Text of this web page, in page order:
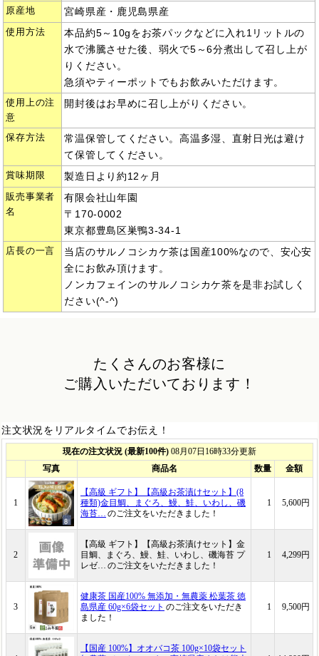
原産地 宮崎県産・鹿児島県産
使用方法
本品約5～10gをお茶パックなどに入れ1リットルの
水で沸騰させた後、弱火で5～6分煮出して召し上が
りください。
急須やティーポットでもお飲みいただけます。
使用上の注
意
開封後はお早めに召し上がりください。
保存方法
常温保管してください。高温多湿、直射日光は避け
て保管してください。
賞味期限 製造日より約12ヶ月
販売事業者
名
有限会社山年園
〒170-0002
東京都豊島区巣鴨3-34-1
店長の一言
当店のサルノコシカケ茶は国産100%なので、安心安
全にお飲み頂けます。
ノンカフェインのサルノコシカケ茶を是非お試しく
ださい(^-^)
たくさんのお客様に
ご購入いただいております！
注文状況をリアルタイムでお伝え！